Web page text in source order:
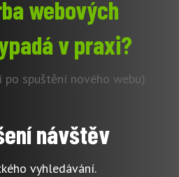
webových
v praxi?
po spuštění nového webu)
návštěv
vyhledávání.